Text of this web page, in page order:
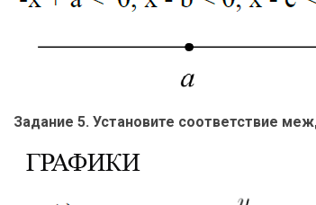
Задание 5. Установите соответствие